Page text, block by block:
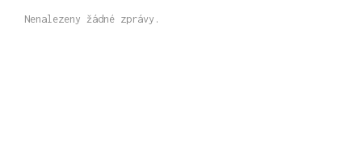
Nenalezeny žádné zprávy.